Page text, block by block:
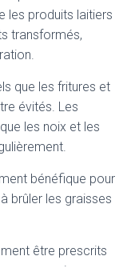
les produits laitiers
transformés,
que les fritures et
évités. Les
les noix et les
bénéfique pour
brûler les graisses
être prescrits